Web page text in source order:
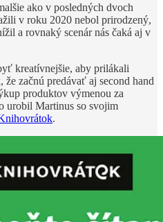
ako v posledných dvoch
v roku 2020 nebol prirodzený,
a rovnaký scenár nás čaká aj v
kreatívnejšie, aby prilákali
začnú predávať aj second hand
produktov výmenou za
urobil Martinus so svojim
.